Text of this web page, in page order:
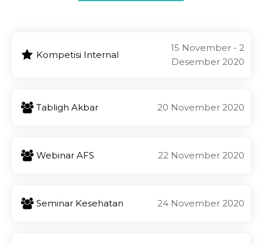
Kompetisi Internal
15 November - 2
Desember 2020
Tabligh Akbar 20 November 2020
Webinar AFS 22 November 2020
Seminar Kesehatan 24 November 2020